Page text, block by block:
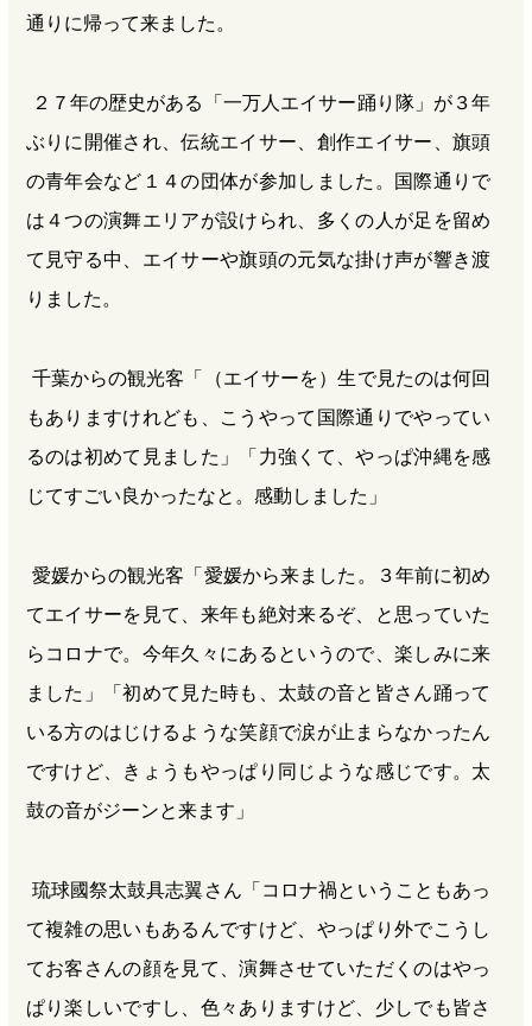
通りに帰って来ました。
２７年の歴史がある「一万人エイサー踊り隊」が３年
ぶりに開催され、伝統エイサー、創作エイサー、旗頭
の青年会など１４の団体が参加しました。国際通りで
は４つの演舞エリアが設けられ、多くの人が足を留め
て見守る中、エイサーや旗頭の元気な掛け声が響き渡
りました。
千葉からの観光客「（エイサーを）生で見たのは何回
もありますけれども、こうやって国際通りでやってい
るのは初めて見ました」「力強くて、やっぱ沖縄を感
じてすごい良かったなと。感動しました」
愛媛からの観光客「愛媛から来ました。３年前に初め
てエイサーを見て、来年も絶対来るぞ、と思っていた
らコロナで。今年久々にあるというので、楽しみに来
ました」「初めて見た時も、太鼓の音と皆さん踊って
いる方のはじけるような笑顔で涙が止まらなかったん
ですけど、きょうもやっぱり同じような感じです。太
鼓の音がジーンと来ます」
琉球國祭太鼓具志翼さん「コロナ禍ということもあっ
て複雑の思いもあるんですけど、やっぱり外でこうし
てお客さんの顔を見て、演舞させていただくのはやっ
ぱり楽しいですし、色々ありますけど、少しでも皆さ